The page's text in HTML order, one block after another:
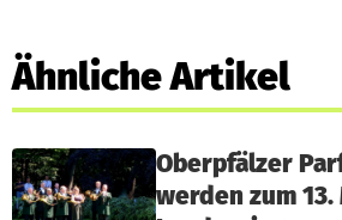
Ähnliche Artikel
Oberpfälzer
werden zum